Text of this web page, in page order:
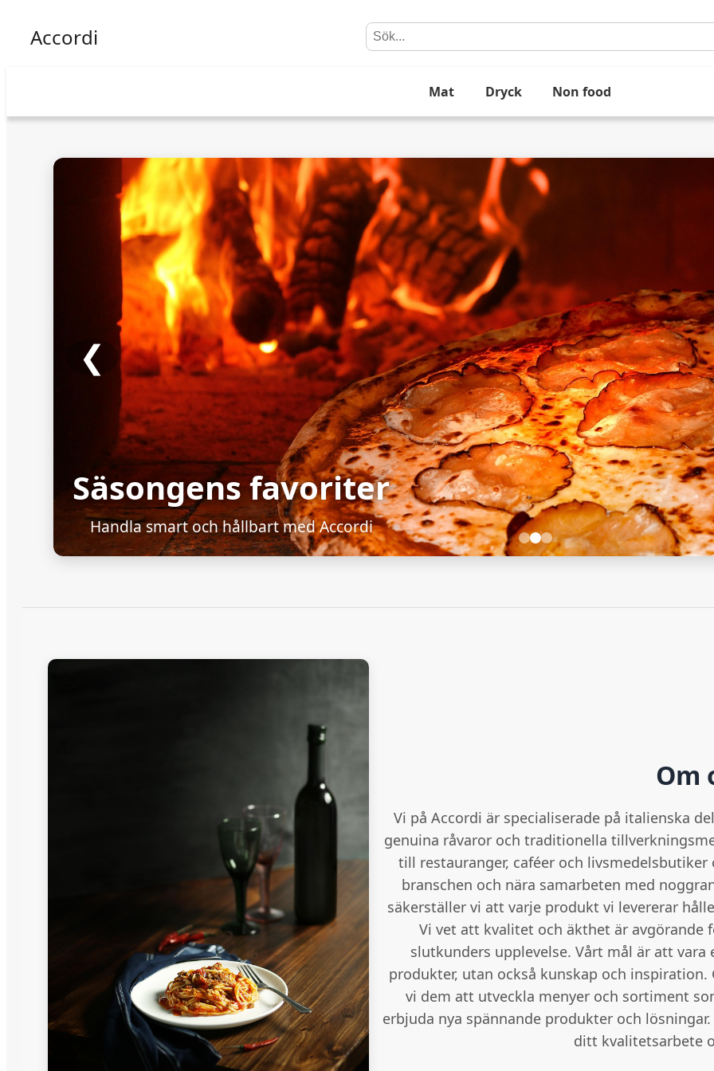
Accordi
Mat Dryck Non food
Säsongens favoriter
Handla smart och hållbart med Accordi
❮
Om
Vi på Accordi är specialiserade på italienska
genuina råvaror och traditionella
till restauranger, caféer och
branschen och nära samarbeten med
säkerställer vi att varje produkt vi levererar
Vi vet att kvalitet och äkthet är avgörande
slutkunders upplevelse. Vårt mål är att
produkter, utan också kunskap och
vi dem att utveckla menyer och sortiment
erbjuda nya spännande produkter och
ditt kvalitetsarbete